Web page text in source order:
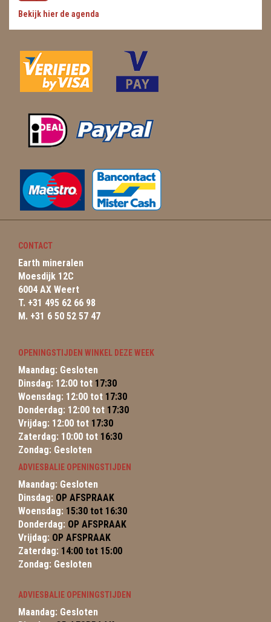
Bekijk hier de agenda
CONTACT
Earth mineralen
Moesdijk 12C
6004 AX Weert
T. +31 495 62 66 98
M. +31 6 50 52 57 47
OPENINGSTIJDEN WINKEL DEZE WEEK
Maandag: Gesloten
Dinsdag: 12:00 tot 17:30
Woensdag: 12:00 tot 17:30
Donderdag: 12:00 tot 17:30
Vrijdag: 12:00 tot 17:30
Zaterdag: 10:00 tot 16:30
Zondag: Gesloten
ADVIESBALIE OPENINGSTIJDEN
Maandag: Gesloten
Dinsdag: OP AFSPRAAK
Woensdag: 15:30 tot 16:30
Donderdag: OP AFSPRAAK
Vrijdag: OP AFSPRAAK
Zaterdag: 14:00 tot 15:00
Zondag: Gesloten
ADVIESBALIE OPENINGSTIJDEN
Maandag: Gesloten